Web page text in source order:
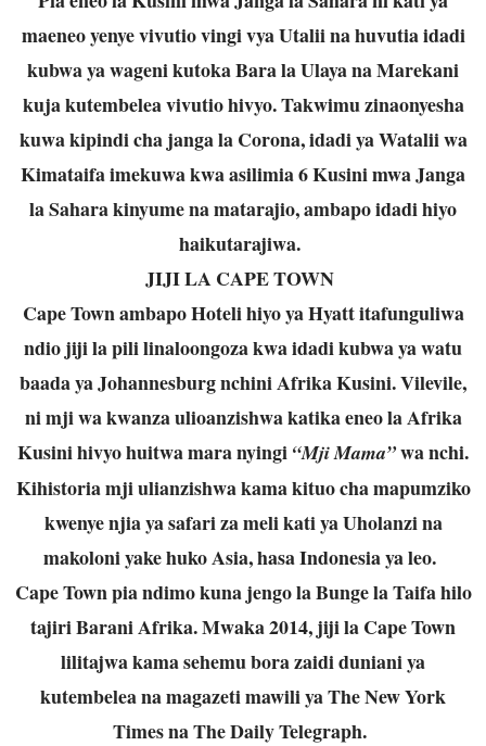
maeneo yenye vivutio vingi vya Utalii na huvutia idadi
kubwa ya wageni kutoka Bara la Ulaya na Marekani
kuja kutembelea vivutio hivyo. Takwimu zinaonyesha
kuwa kipindi cha janga la Corona, idadi ya Watalii wa
Kimataifa imekuwa kwa asilimia 6 Kusini mwa Janga
la Sahara kinyume na matarajio, ambapo idadi hiyo
haikutarajiwa.
JIJI LA CAPE TOWN
Cape Town ambapo Hoteli hiyo ya Hyatt itafunguliwa
ndio jiji la pili linaloongoza kwa idadi kubwa ya watu
baada ya Johannesburg nchini Afrika Kusini. Vilevile,
ni mji wa kwanza ulioanzishwa katika eneo la Afrika
Kusini hivyo huitwa mara nyingi “Mji Mama”wa nchi.
Kihistoria mji ulianzishwa kama kituo cha mapumziko
kwenye njia ya safari za meli kati ya Uholanzi na
makoloni yake huko Asia, hasa Indonesia ya leo.
Cape Town pia ndimo kuna jengo la Bunge la Taifa hilo
tajiri Barani Afrika. Mwaka 2014, jiji la Cape Town
lilitajwa kama sehemu bora zaidi duniani ya
kutembelea na magazeti mawili ya The New York
Times na The Daily Telegraph.